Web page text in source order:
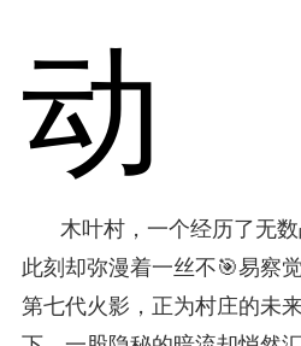
动
木叶村，一个经历了无
此刻却弥漫着一丝不🎯易察
第七代火影，正为村庄的未